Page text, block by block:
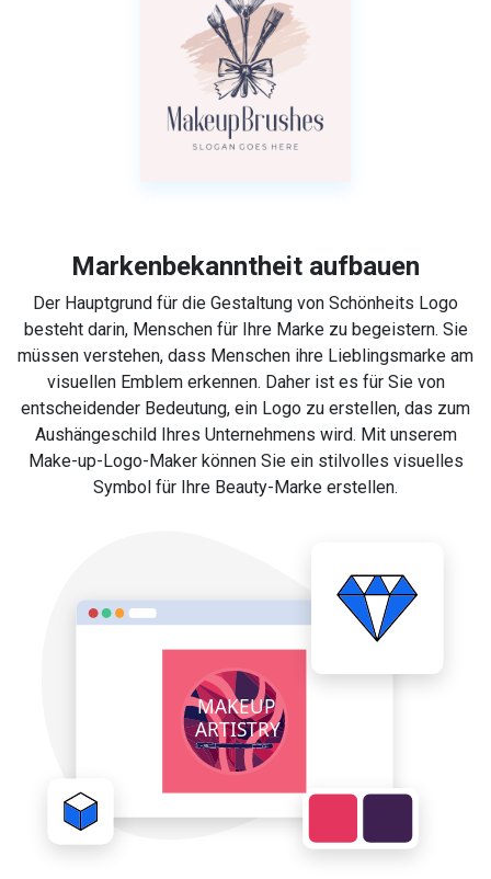
Markenbekanntheit aufbauen
Der Hauptgrund für die Gestaltung von Schönheits Logo
besteht darin, Menschen für Ihre Marke zu begeistern. Sie
müssen verstehen, dass Menschen ihre Lieblingsmarke am
visuellen Emblem erkennen. Daher ist es für Sie von
entscheidender Bedeutung, ein Logo zu erstellen, das zum
Aushängeschild Ihres Unternehmens wird. Mit unserem
Make-up-Logo-Maker können Sie ein stilvolles visuelles
Symbol für Ihre Beauty-Marke erstellen.